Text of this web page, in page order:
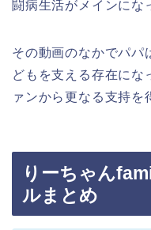
闘病生活がメインにな
その動画のなかでパパ
どもを支える存在にな
ァンから更なる支持を
りーちゃん
ルまとめ